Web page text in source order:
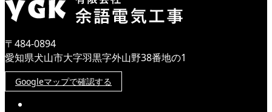
〒484-0894
愛知県犬山市大字羽黒字外山野38番地の1
Googleマップで確認する